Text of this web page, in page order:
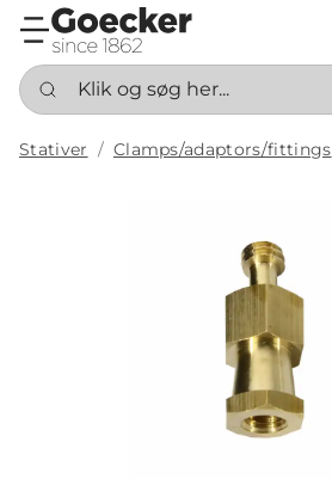
Klik og søg her...
Stativer Clamps/adaptors/fittings